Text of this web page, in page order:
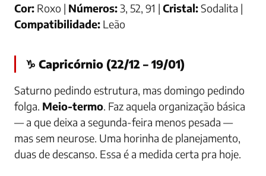
Cor: Roxo | Números:3, 52, 91 | Cristal:Sodalita |
Compatibilidade: Leão
♑ Capricórnio (22/12 – 19/01)
Saturno pedindo estrutura, mas domingo pedindo
folga. Meio-termo. Faz aquela organização básica
— a que deixa a segunda-feira menos pesada —
mas sem neurose. Uma horinha de planejamento,
duas de descanso. Essa é a medida certa pra hoje.